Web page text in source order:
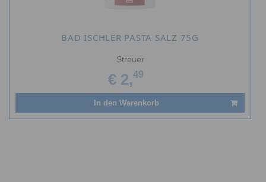
BAD ISCHLER PASTA SALZ 75G
Streuer
€ 2,49
In den Warenkorb